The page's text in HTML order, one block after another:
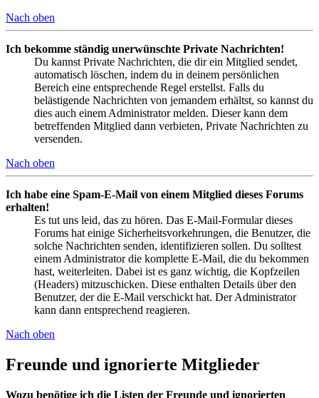
Nach oben
Ich bekomme ständig unerwünschte Private Nachrichten!
Du kannst Private Nachrichten, die dir ein Mitglied sendet,
automatisch löschen, indem du in deinem persönlichen
Bereich eine entsprechende Regel erstellst. Falls du
belästigende Nachrichten von jemandem erhältst, so kannst du
dies auch einem Administrator melden. Dieser kann dem
betreffenden Mitglied dann verbieten, Private Nachrichten zu
versenden.
Nach oben
Ich habe eine Spam-E-Mail von einem Mitglied dieses Forums
erhalten!
Es tut uns leid, das zu hören. Das E-Mail-Formular dieses
Forums hat einige Sicherheitsvorkehrungen, die Benutzer, die
solche Nachrichten senden, identifizieren sollen. Du solltest
einem Administrator die komplette E-Mail, die du bekommen
hast, weiterleiten. Dabei ist es ganz wichtig, die Kopfzeilen
(Headers) mitzuschicken. Diese enthalten Details über den
Benutzer, der die E-Mail verschickt hat. Der Administrator
kann dann entsprechend reagieren.
Nach oben
Freunde und ignorierte Mitglieder
Wozu benötige ich die Listen der Freunde und ignorierten